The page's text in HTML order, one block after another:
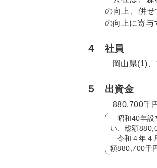
の向上、併せ
の向上に寄与
４ 社員
岡山県(1)
５ 出資金
880,700千
昭和40年設
い、総額
令和４年４
額880,700千